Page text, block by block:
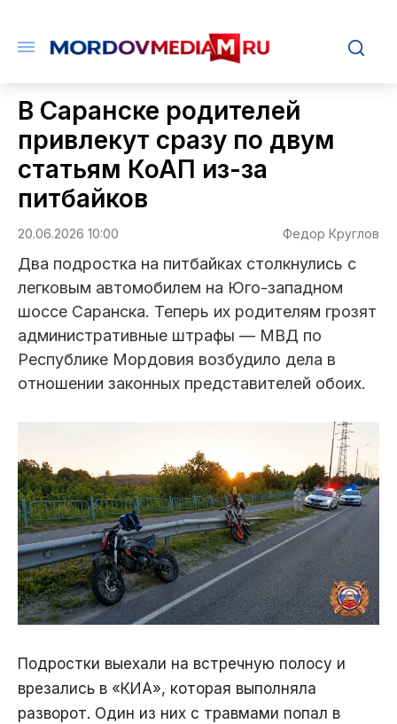
В Саранске родителей
привлекут сразу по двум
статьям КоАП из-за
питбайков
20.06.2026 10:00 Федор Круглов
Два подростка на питбайках столкнулись с
легковым автомобилем на Юго-западном
шоссе Саранска. Теперь их родителям грозят
административные штрафы — МВД по
Республике Мордовия возбудило дела в
отношении законных представителей обоих.
Подростки выехали на встречную полосу и
врезались в «КИА», которая выполняла
разворот. Один из них с травмами попал в